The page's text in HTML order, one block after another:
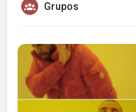
Grupos